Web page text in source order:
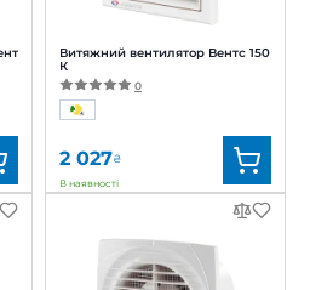
Витяжний вентилятор Вентс 150
К
0
2 027₴
В наявності
Вентс
0000218176
Діаметр:
150 мм